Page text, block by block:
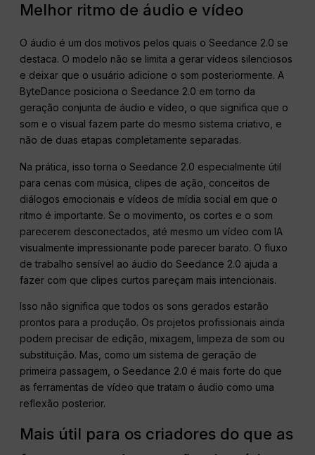
Melhor ritmo de áudio e vídeo
O áudio é um dos motivos pelos quais o Seedance 2.0 se
destaca. O modelo não se limita a gerar vídeos silenciosos
e deixar que o usuário adicione o som posteriormente. A
ByteDance posiciona o Seedance 2.0 em torno da
geração conjunta de áudio e vídeo, o que significa que o
som e o visual fazem parte do mesmo sistema criativo, e
não de duas etapas completamente separadas.
Na prática, isso torna o Seedance 2.0 especialmente útil
para cenas com música, clipes de ação, conceitos de
diálogos emocionais e vídeos de mídia social em que o
ritmo é importante. Se o movimento, os cortes e o som
parecerem desconectados, até mesmo um vídeo com IA
visualmente impressionante pode parecer barato. O fluxo
de trabalho sensível ao áudio do Seedance 2.0 ajuda a
fazer com que clipes curtos pareçam mais intencionais.
Isso não significa que todos os sons gerados estarão
prontos para a produção. Os projetos profissionais ainda
podem precisar de edição, mixagem, limpeza de som ou
substituição. Mas, como um sistema de geração de
primeira passagem, o Seedance 2.0 é mais forte do que
as ferramentas de vídeo que tratam o áudio como uma
reflexão posterior.
Mais útil para os criadores do que as